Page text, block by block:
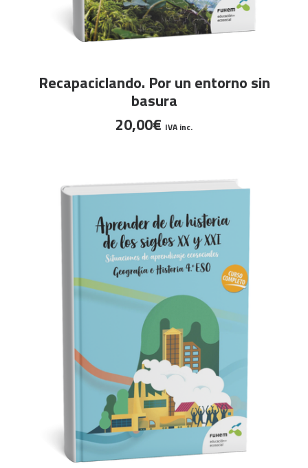
AÑADIR AL CARRITO
Recapaciclando. Por un entorno sin
basura
20,00€ IVA inc.